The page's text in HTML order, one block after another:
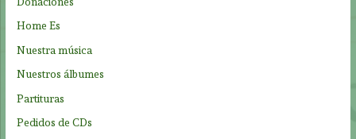
:
Home Es
Nuestra música
Nuestros álbumes
Partituras
Pedidos de CDs